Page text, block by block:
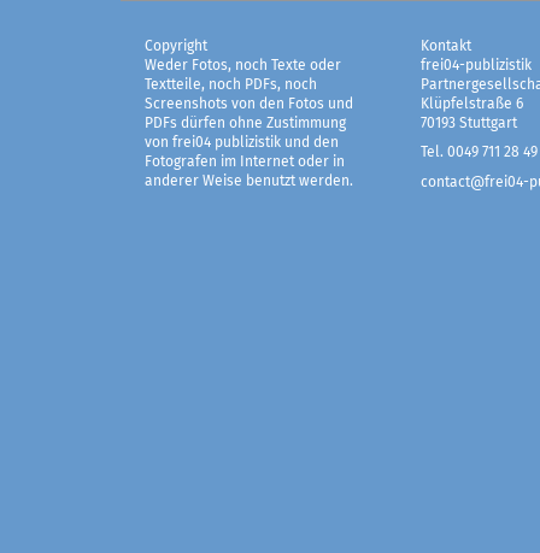
Copyright
Weder Fotos, noch Texte oder
Textteile, noch PDFs, noch
Screenshots von den Fotos und
PDFs dürfen ohne Zustimmung
von frei04 publizistik und den
Fotografen im Internet oder in
anderer Weise benutzt werden.
Kontakt
frei04-publizistik
Klüpfelstraße 6
70193 Stuttgart
Tel. 0049 711 28 49
contact@frei04-